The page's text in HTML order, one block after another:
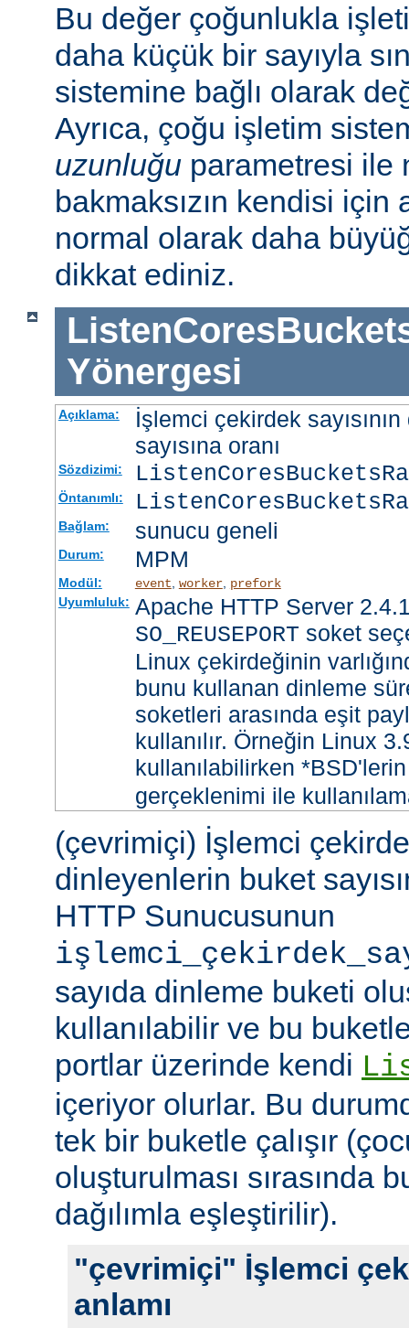
Bu değer çoğunlukla
daha küçük bir sayıyla
sistemine bağlı olarak
Ayrıca, çoğu işletim
uzunluğu parametresi ile
bakmaksızın kendisi için
normal olarak daha
dikkat ediniz.
Yönergesi
Açıklama:
İşlemci çekirdek
sayısına oranı
Sözdizimi:
Öntanımlı:
Bağlam: sunucu geneli
Durum: MPM
Modül: event worker, prefork
Uyumluluk: Apache HTTP Server
SO_REUSEPORT soket
Linux çekirdeğinin
bunu kullanan dinleme
soketleri arasında eşit
kullanılır. Örneğin Linux
kullanılabilirken
gerçeklenimi ile
(çevrimiçi) İşlemci
dinleyenlerin buket
HTTP Sunucusunun
sayıda dinleme buketi
kullanılabilir ve bu
portlar üzerinde kendi
içeriyor olurlar. Bu
tek bir buketle çalışır
oluşturulması sırasında
dağılımla eşleştirilir).
"çevrimiçi" İşlemci
anlamı